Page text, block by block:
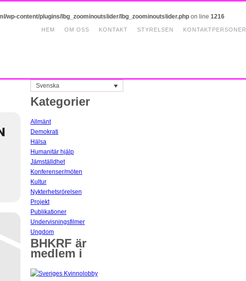
wp-content/plugins/lbg_zoominoutslider/lbg_zoominoutslider.php on line 1216
KONTAKTPERSONER
STYRELSEN
KONTAKT
OM OSS
HEM
Svenska
Kategorier
Allmänt
Demokrati
Hälsa
Humanitär hjälp
Jämställdhet
Konferenser/möten
Kultur
Nykterhetsrörelsen
Projekt
Publikationer
Undervisningsfilmer
Ungdom
BHKRF är
medlem i